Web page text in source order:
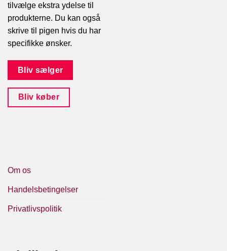
tilvælge ekstra ydelse til
produkterne. Du kan også
skrive til pigen hvis du har
specifikke ønsker.
Bliv sælger
Bliv køber
Om os
Handelsbetingelser
Privatlivspolitik